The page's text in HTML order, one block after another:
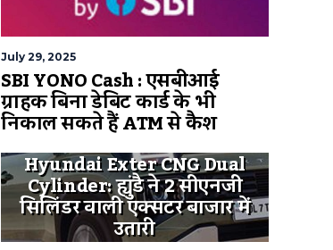
July 29, 2025
SBI YONO Cash : एसबीआई
ग्राहक बिना डेबिट कार्ड के भी
निकाल सकते हैं ATM से कैश
Hyundai Exter CNG Dual
Cylinder: ह्युंडै ने 2 सीएनजी
सिलिंडर वाली एक्सटर बाजार में
उतारी